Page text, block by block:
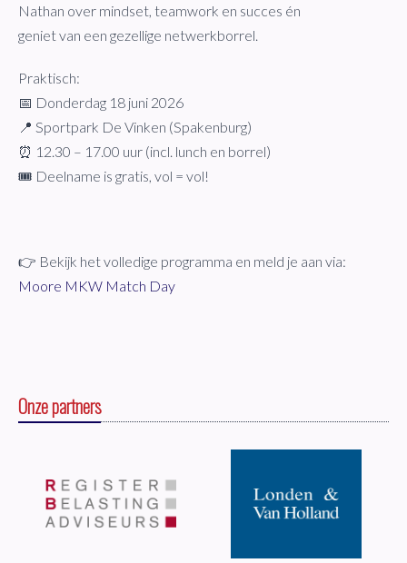
Nathan over mindset, teamwork en succes én
geniet van een gezellige netwerkborrel.
Praktisch:
📅 Donderdag 18 juni 2026
📍 Sportpark De Vinken (Spakenburg)
⏰ 12.30 – 17.00 uur (incl. lunch en borrel)
🎟️ Deelname is gratis, vol = vol!
👉 Bekijk het volledige programma en meld je aan via:
Moore MKW Match Day
Onze partners